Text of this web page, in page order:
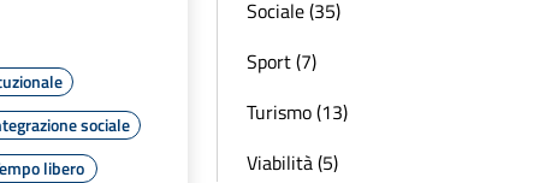
sociale
libero
Sociale (35)
Sport (7)
Turismo (13)
Viabilità (5)